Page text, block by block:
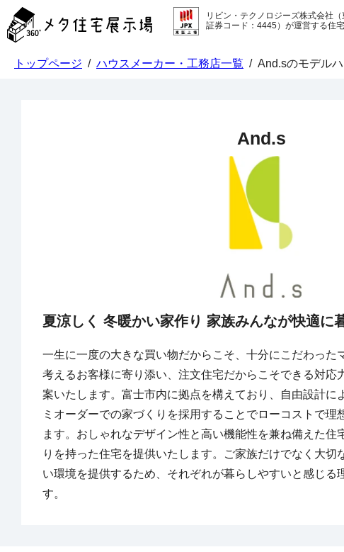
タ
住
リビン・テクノロジーズ株式会社
証券コード：4445）が運営する住
トップページ / ハウスメーカー・工務店一覧 / And.sのモデル
And.s
夏涼しく 冬暖かい家作り 家族みんなが快適に
一生に一度の大きな買い物だからこそ、十分にこだわった
考えるお客様に寄り添い、注文住宅だからこそできる対応
案いたします。富士市内に拠点を構えており、自由設計に
ミオーダーでの家づくりを採用することでローコストで理
ます。おしゃれなデザイン性と高い機能性を兼ね備えた住
りを持った住宅を提供いたします。ご家族だけでなく大切
い環境を提供するため、それぞれが暮らしやすいと感じる
す。